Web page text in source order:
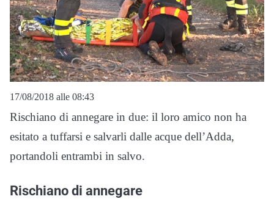
17/08/2018 alle 08:43
Rischiano di annegare in due: il loro amico non ha
esitato a tuffarsi e salvarli dalle acque dell’Adda,
portandoli entrambi in salvo.
Rischiano di annegare